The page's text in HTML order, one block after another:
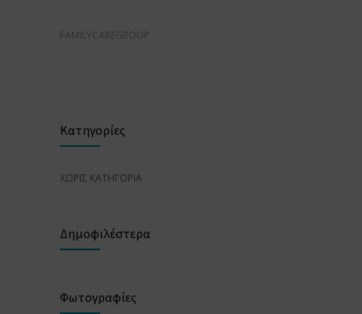
FAMILYCAREGROUP
Κατηγορίες
ΧΩΡΊΣ ΚΑΤΗΓΟΡΊΑ
Δημοφιλέστερα
Φωτογραφίες